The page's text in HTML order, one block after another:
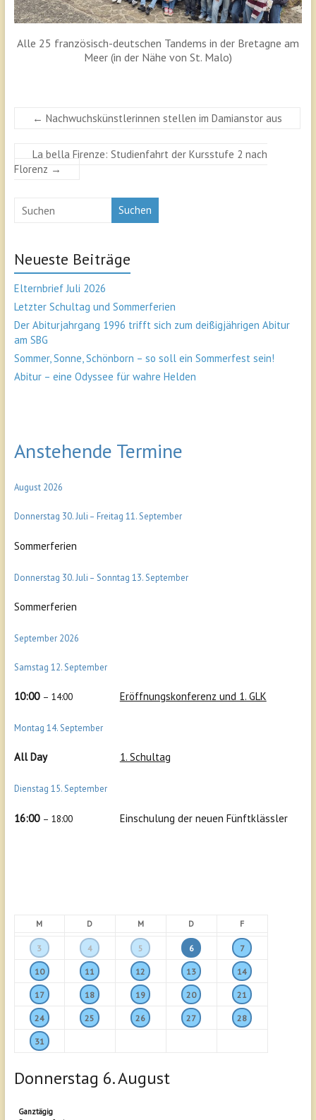
Alle 25 französisch-deutschen Tandems in der Bretagne am
Meer (in der Nähe von St. Malo)
← Nachwuchskünstlerinnen stellen im Damianstor aus
La bella Firenze: Studienfahrt der Kursstufe 2 nach
Florenz →
Suchen
Neueste Beiträge
Elternbrief Juli 2026
Letzter Schultag und Sommerferien
Der Abiturjahrgang 1996 trifft sich zum deißigjährigen Abitur
am SBG
Sommer, Sonne, Schönborn – so soll ein Sommerfest sein!
Abitur – eine Odyssee für wahre Helden
Anstehende Termine
August 2026
Donnerstag 30.Juli – Freitag 11.September
Sommerferien
Donnerstag 30.Juli – Sonntag 13.September
Sommerferien
September 2026
Samstag 12.September
10:00 – 14:00 Eröffnungskonferenz und 1. GLK
Montag 14.September
All Day 1. Schultag
Dienstag 15.September
16:00 – 18:00 Einschulung der neuen Fünftklässler
M D M D F
3 4 5 6 7
10 11 12 13 14
17 18 19 20 21
24 25 26 27 28
31
Donnerstag 6.August
Ganztägig